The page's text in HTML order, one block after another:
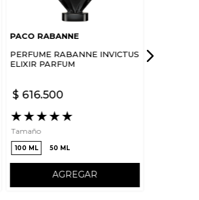
PACO RABANNE
PERFUME RABANNE INVICTUS
ELIXIR PARFUM
$ 616.500
★★★★★
Tamaño
100 ML 50 ML
AGREGAR